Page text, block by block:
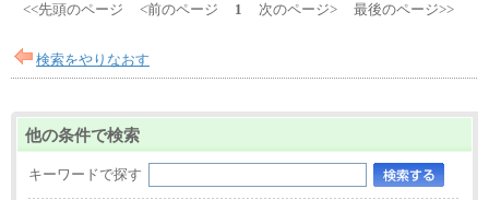
<<先頭のページ <前のページ 1 次のページ> 最後のページ>>
検索をやりなおす
他の条件で検索
キーワードで探す